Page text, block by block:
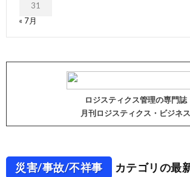
31
« 7月
ロジスティクス管理の専門誌
月刊ロジスティクス・ビジネス
災害/事故/不祥事 カテゴリの最